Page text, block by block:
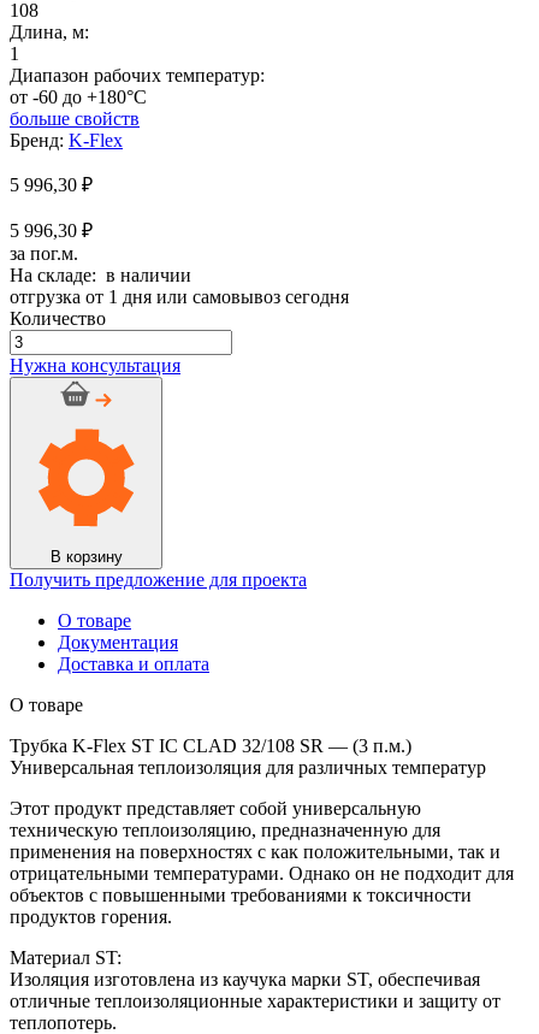
108
Длина, м:
1
Диапазон рабочих температур:
от -60 до +180°C
больше свойств
Бренд: K-Flex
5 996,30 ₽
5 996,30 ₽
за пог.м.
На складе: в наличии
отгрузка от 1 дня или самовывоз сегодня
Количество
Количество
товара
Трубка
CLAD
32/108
(3
Нужна консультация
В корзину
Получить предложение для проекта
О товаре
Документация
Доставка и оплата
О товаре
Трубка K-Flex ST IС CLAD 32/108 SR — (3 п.м.)
Универсальная теплоизоляция для различных температур
Этот продукт представляет собой универсальную
техническую теплоизоляцию, предназначенную для
применения на поверхностях с как положительными, так и
отрицательными температурами. Однако он не подходит для
объектов с повышенными требованиями к токсичности
продуктов горения.
Материал ST:
Изоляция изготовлена из каучука марки ST, обеспечивая
отличные теплоизоляционные характеристики и защиту от
теплопотерь.